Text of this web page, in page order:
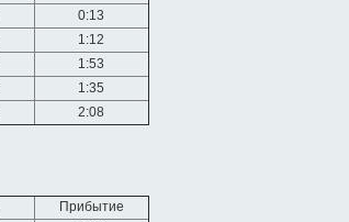
0:13
1:12
1:53
1:35
2:08
Прибытие